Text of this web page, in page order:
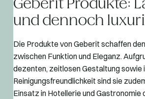
Geberit Produkte:
und dennoch
Die Produkte von Geberit schaffen
zwischen Funktion und Eleganz.
dezenten, zeitlosen Gestaltung sowie
Reinigungsfreundlichkeit sind sie
Einsatz in Hotellerie und Gastronomie